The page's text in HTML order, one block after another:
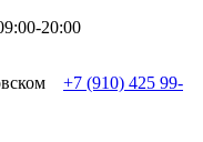
20:00
+7 (910) 425 99-